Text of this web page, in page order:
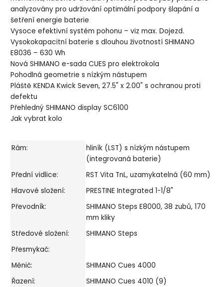
analyzovány pro udržování optimální podpory šlapání a
šetření energie baterie
Vysoce efektivní systém pohonu – viz max. Dojezd.
Vysokokapacitní baterie s dlouhou životností SHIMANO
E8036 – 630 Wh
Nová SHIMANO e-sada CUES pro elektrokola
Pohodlná geometrie s nízkým nástupem
Pláště KENDA Kwick Seven, 27.5" x 2.00" s ochranou proti
defektu
Přehledný SHIMANO display SC6100
Jak vybrat kolo
Rám:
hliník (LST) s nízkým nástupem
(integrovaná baterie)
Přední vidlice:
RST Vita TnL, uzamykatelná (60 mm)
Hlavové složení:
PRESTINE Integrated 1-1/8"
Převodník:
SHIMANO Steps E8000, 38 zubů, 170
mm kliky
Středové složení:
SHIMANO Steps
Přesmykač:
Měnič:
SHIMANO Cues 4000
Řazení:
SHIMANO Cues 4010 (9)